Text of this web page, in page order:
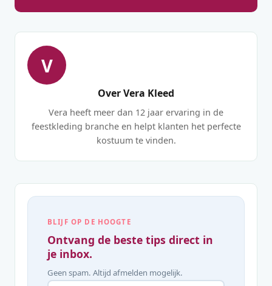
V
Over Vera Kleed
Vera heeft meer dan 12 jaar ervaring in de
feestkleding branche en helpt klanten het perfecte
kostuum te vinden.
BLIJF OP DE HOOGTE
Ontvang de beste tips direct in
je inbox.
Geen spam. Altijd afmelden mogelijk.